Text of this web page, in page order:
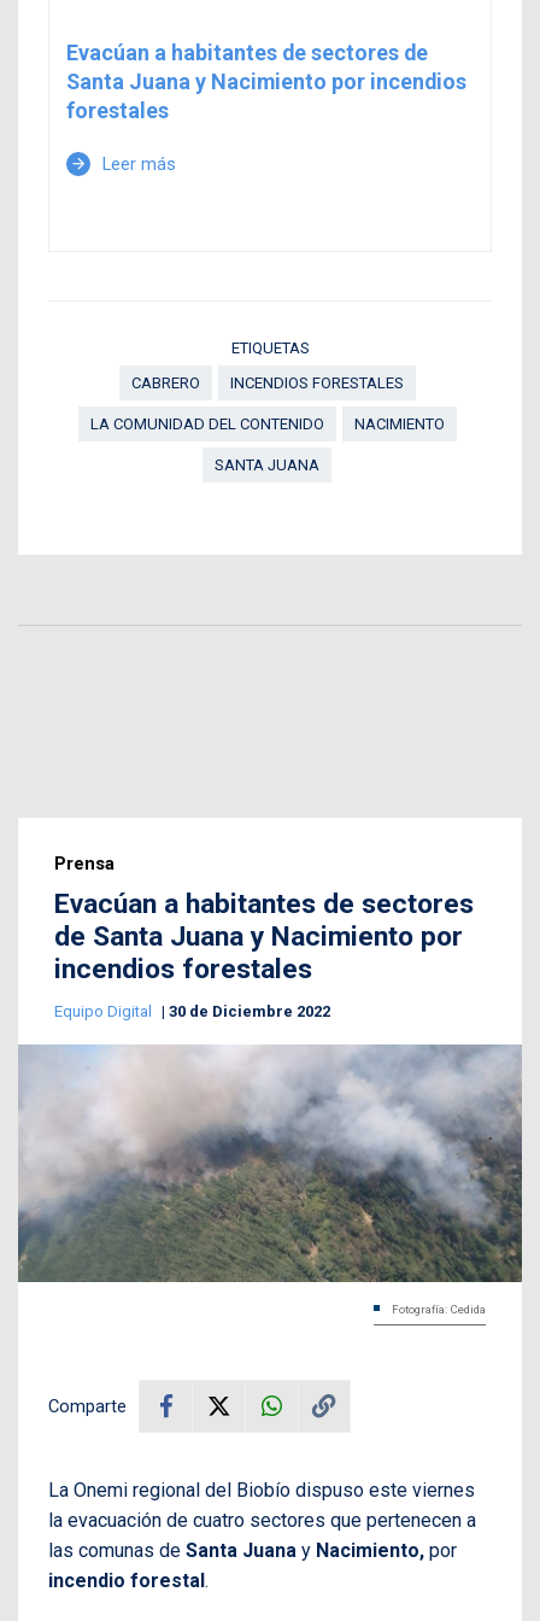
Evacúan a habitantes de sectores de
Santa Juana y Nacimiento por incendios
forestales
arrow_forward Leer más
ETIQUETAS
CABRERO
INCENDIOS FORESTALES
LA COMUNIDAD DEL CONTENIDO NACIMIENTO
SANTA JUANA
Prensa
Evacúan a habitantes de sectores
de Santa Juana y Nacimiento por
incendios forestales
Equipo Digital 30 de Diciembre 2022
Fotografía: Cedida
Comparte
La Onemi regional del Biobío dispuso este viernes
la evacuación de cuatro sectores que pertenecen a
las comunas de Santa Juana y Nacimiento, por
incendio forestal.